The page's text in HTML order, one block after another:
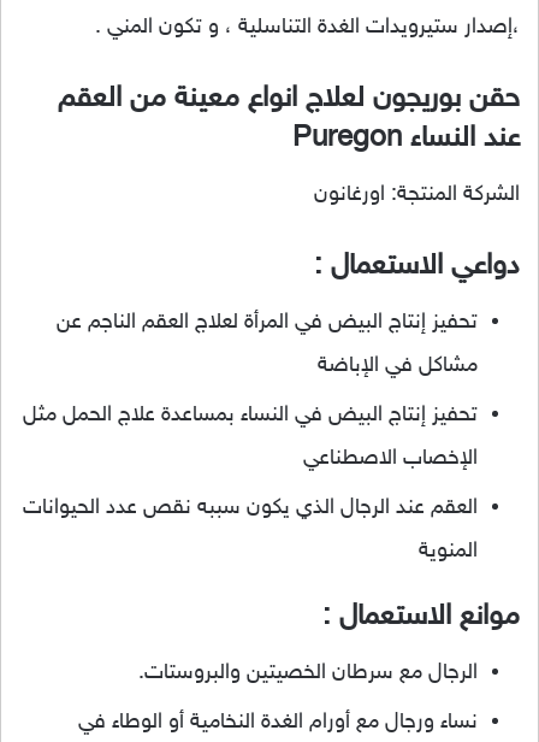
،إصدار ستيرويدات الغدة التناسلية ، و تكون المني .
حقن بوريجون لعلاج انواع معينة من العقم
عند النساء Puregon
الشركة المنتجة: اورغانون
دواعي الاستعمال :
تحفيز إنتاج البيض في المرأة لعلاج العقم الناجم عن
مشاكل في الإباضة
تحفيز إنتاج البيض في النساء بمساعدة علاج الحمل مثل
الإخصاب الاصطناعي
العقم عند الرجال الذي يكون سببه نقص عدد الحيوانات
المنوية
موانع الاستعمال :
الرجال مع سرطان الخصيتين والبروستات.
نساء ورجال مع أورام الغدة النخامية أو الوطاء في